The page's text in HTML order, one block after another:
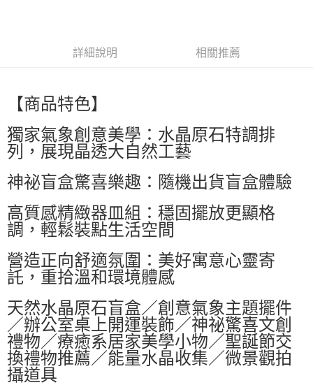
萊爾富取貨付款
每筆NT$60，滿NT$599(含以上)免運費
付款後萊爾富取貨
每筆NT$60，滿NT$599(含以上)免運費
7-11付款取貨
每筆NT$60，滿NT$599(含以上)免運費
每筆NT$60，滿NT$599(含以上)免運費
每筆NT$80，滿NT$799(含以上)免運費
國家/地區配送0330 查看運費
詳細說明 相關推薦
【商品特色】
獨家氣象創意美學：水晶原石特調排
列，展現晶透大自然工藝
神祕盲盒驚喜樂趣：隨機出貨盲盒體驗
高質感精緻器皿組：穩固擺放更顯格
調，輕鬆裝點生活空間
營造正向舒適氛圍：美好寓意心靈寄
託，重拾溫和環境體感
天然水晶原石盲盒／創意氣象主題擺件
／辦公室桌上開運裝飾／神祕驚喜文創
禮物／療癒系居家美學小物／聖誕節交
換禮物推薦／能量水晶收集／微景觀拍
攝道具